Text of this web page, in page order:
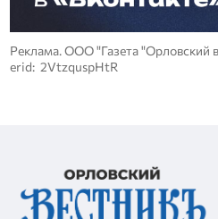
Реклама. ООО "Газета "Орловский
erid: 2VtzquspHtR